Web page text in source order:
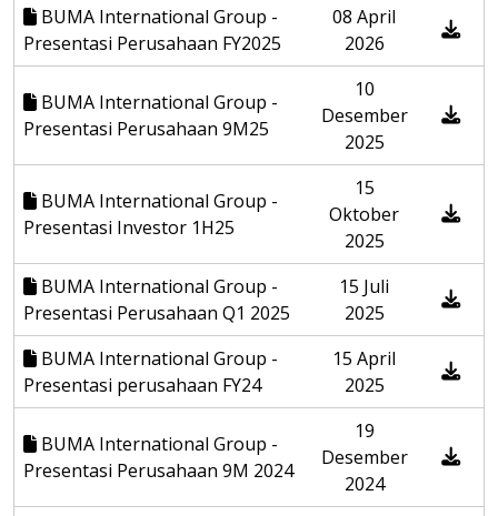
BUMA International Group -
Presentasi Perusahaan FY2025
08 April
2026
BUMA International Group -
Presentasi Perusahaan 9M25
10
Desember
2025
BUMA International Group -
Presentasi Investor 1H25
15
Oktober
2025
BUMA International Group -
Presentasi Perusahaan Q1 2025
15 Juli
2025
BUMA International Group -
Presentasi perusahaan FY24
15 April
2025
BUMA International Group -
Presentasi Perusahaan 9M 2024
19
Desember
2024